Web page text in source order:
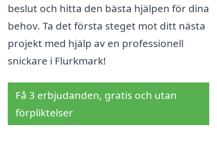
beslut och hitta den bästa hjälpen för dina
behov. Ta det första steget mot ditt nästa
projekt med hjälp av en professionell
snickare i Flurkmark!
Få 3 erbjudanden, gratis och utan
förpliktelser